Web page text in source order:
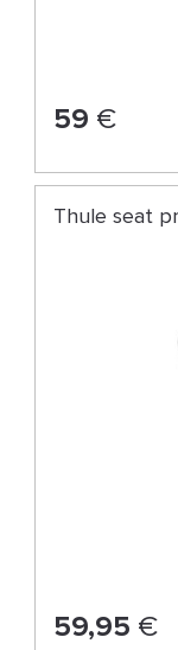
59 €
Thule seat
59,95 €